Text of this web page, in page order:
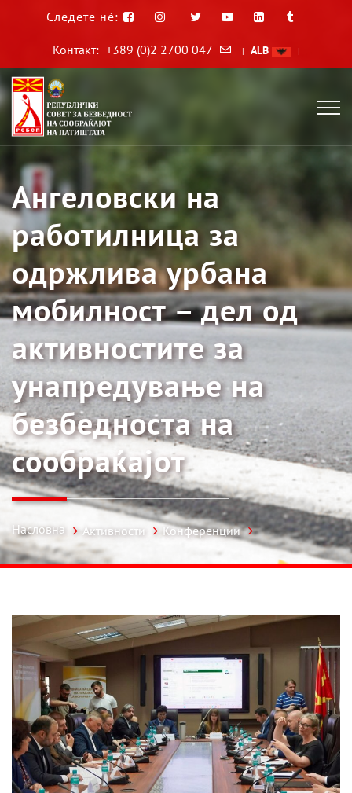
Следете нè:
Контакт: +389 (0)2 2700 047 | ALB |
Ангеловски на
работилница за
одржлива урбана
мобилност – дел од
активностите за
унапредување на
безбедноста на
сообраќајот
Насловна Активности Конференции